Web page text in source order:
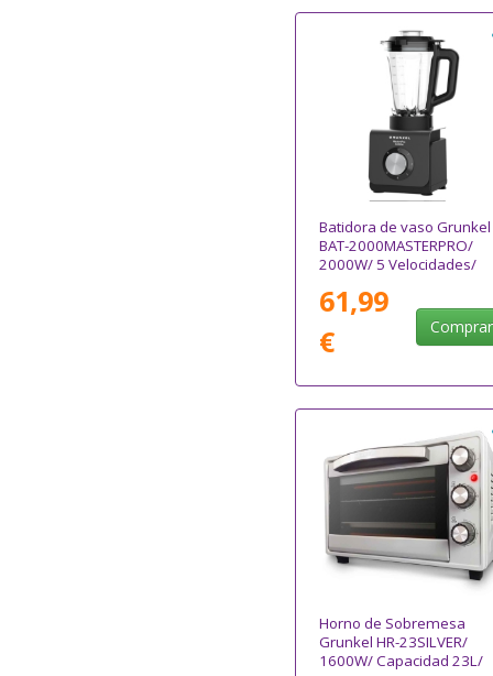
Batidora de vaso Grunkel
BAT-2000MASTERPRO/
2000W/ 5 Velocidades/
61,99
€
Comprar
Horno de Sobremesa
Grunkel HR-23SILVER/
1600W/ Capacidad 23L/